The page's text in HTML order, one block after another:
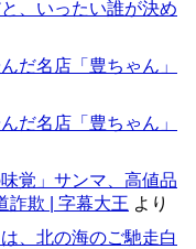
、いったい誰が決め
だ名店「豊ちゃん」
だ名店「豊ちゃん」
覚」サンマ、高値品
詐欺 | 字幕大王 より
、北の海のご馳走白